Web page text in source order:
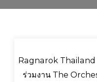
Ragnarok Thailand
ร่วมงาน The